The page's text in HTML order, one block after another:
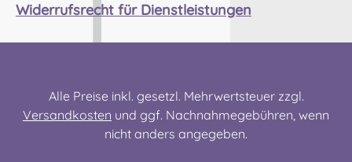
Widerrufsrecht für Dienstleistungen
Alle Preise inkl. gesetzl. Mehrwertsteuer zzgl.
Versandkosten und ggf. Nachnahmegebühren, wenn
nicht anders angegeben.